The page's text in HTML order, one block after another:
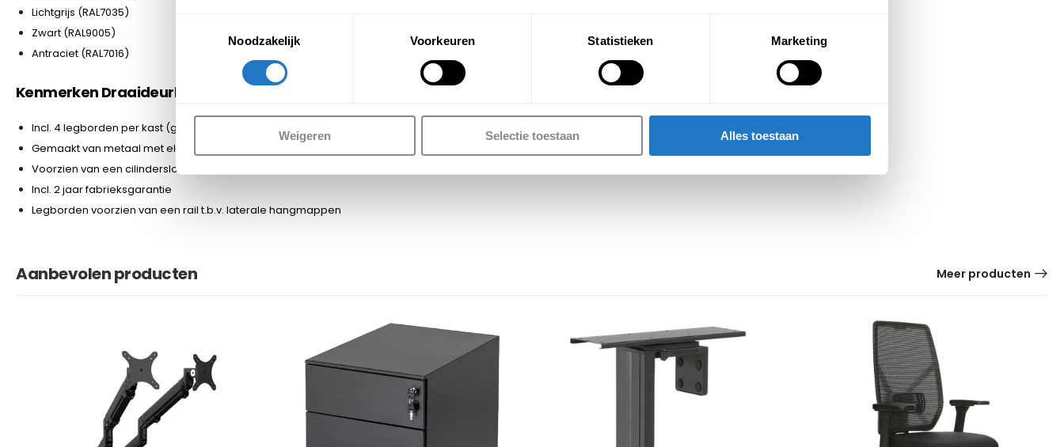
Noodzakelijk
Voorkeuren Statistieken Marketing
Weigeren Selectie toestaan Alles toestaan
Lichtgrijs (RAL7035)
Zwart (RAL9005)
Antraciet (RAL7016)
Kenmerken Draaideurkast 195 x 92 x 42:
Incl. 4 legborden per kast (geschikt voor 5 rijen ordners)
Gemaakt van metaal met elektrostatische poedercoating
Voorzien van een cilinderslot met 2 sleutels
Incl. 2 jaar fabrieksgarantie
Legborden voorzien van een rail t.b.v. laterale hangmappen
Aanbevolen producten Meer producten